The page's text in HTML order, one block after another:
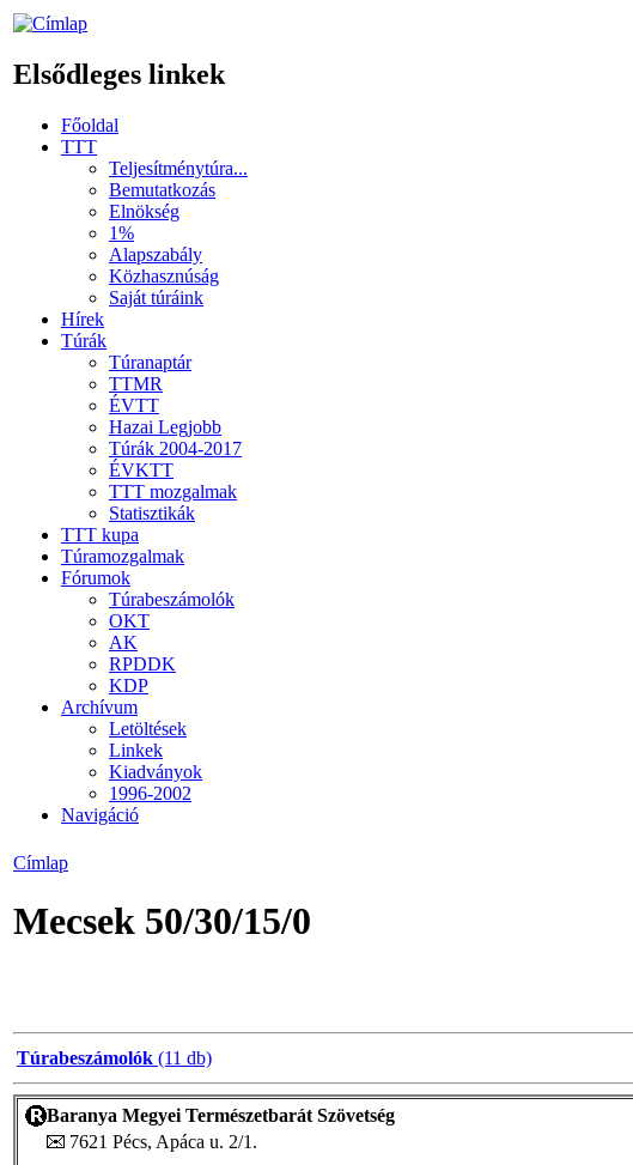
Elsődleges linkek
Főoldal
TTT
Teljesítménytúra...
Bemutatkozás
Elnökség
1%
Alapszabály
Közhasznúság
Saját túráink
Hírek
Túrák
Túranaptár
TTMR
ÉVTT
Hazai Legjobb
Túrák 2004-2017
ÉVKTT
TTT mozgalmak
Statisztikák
TTT kupa
Túramozgalmak
Fórumok
Túrabeszámolók
OKT
AK
RPDDK
KDP
Archívum
Letöltések
Linkek
Kiadványok
1996-2002
Navigáció
Címlap
Mecsek 50/30/15/0
Túrabeszámolók (11 db)
Baranya Megyei Természetbarát Szövetség
7621 Pécs, Apáca u. 2/1.